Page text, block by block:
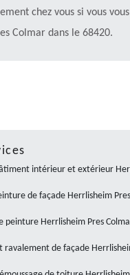
chez vous si vous
Colmar dans le 68420.
intérieur et extérieur
de façade Herrlisheim
peinture Herrlisheim Pres
ravalement de façade